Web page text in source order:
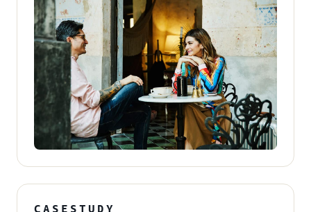
CASESTUDY